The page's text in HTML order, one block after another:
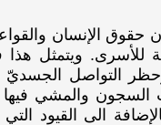
حقوق الإنسان
للأسرى. ويتمثل
التواصل الجسديّ
السجون والمشي
الى القيود